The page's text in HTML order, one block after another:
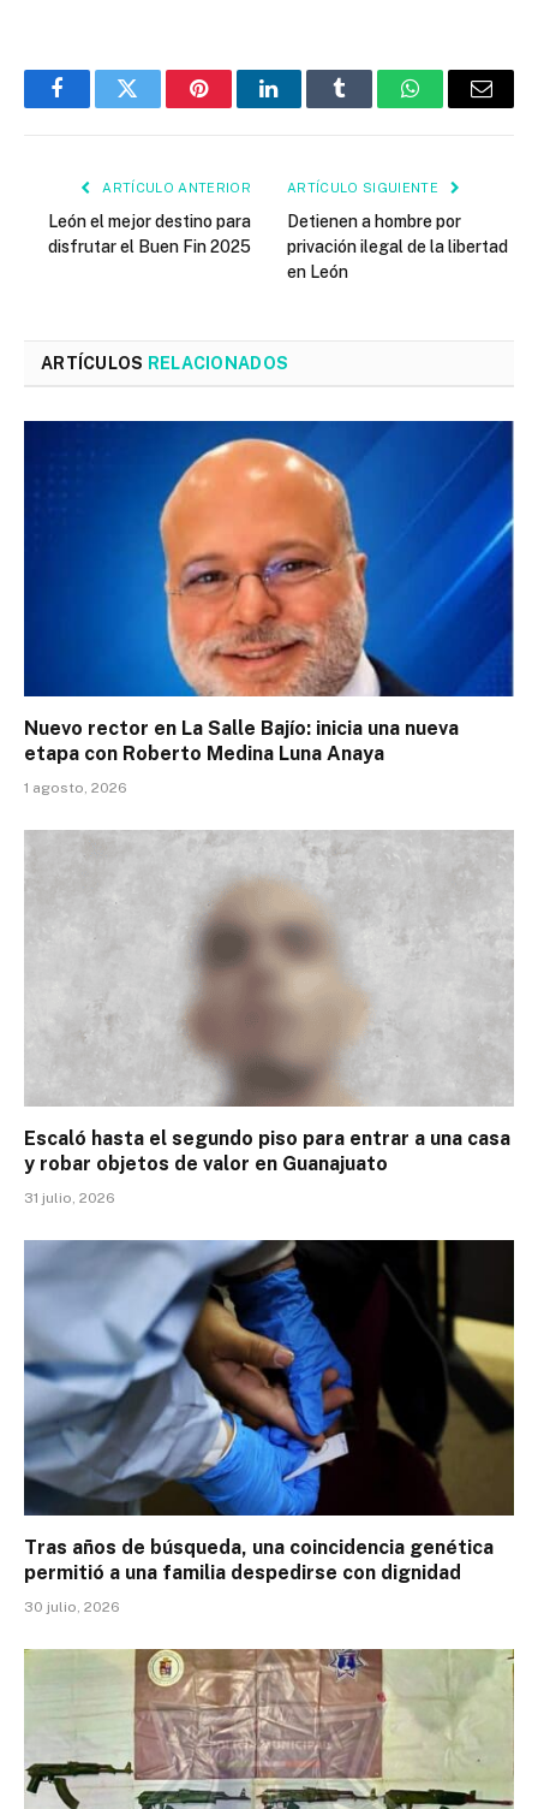
FacebookTwitter PinterestLinkedInTumblr WhatsAppEmail
ARTÍCULO ANTERIOR
León el mejor destino para
disfrutar el Buen Fin 2025
ARTÍCULO SIGUIENTE
Detienen a hombre por
privación ilegal de la libertad
en León
ARTÍCULOS RELACIONADOS
Nuevo rector en La Salle Bajío: inicia una nueva
etapa con Roberto Medina Luna Anaya
1 agosto, 2026
Escaló hasta el segundo piso para entrar a una casa
y robar objetos de valor en Guanajuato
31 julio, 2026
Tras años de búsqueda, una coincidencia genética
permitió a una familia despedirse con dignidad
30 julio, 2026